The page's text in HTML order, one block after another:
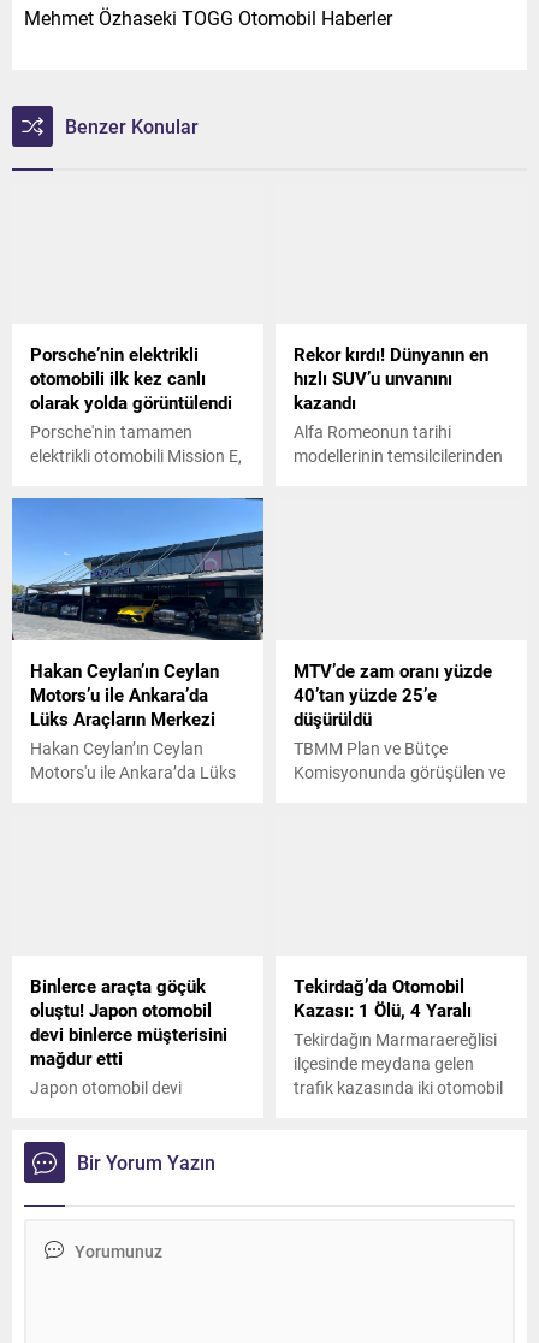
Mehmet Özhaseki TOGG Otomobil Haberler
Benzer Konular
Porsche’nin elektrikli
otomobili ilk kez canlı
olarak yolda görüntülendi
Porsche'nin tamamen
elektrikli otomobili Mission E,
yollarda görüntülendi. İşte
beklenen Porsche Mission
E'nin diğer detayları...
Rekor kırdı! Dünyanın en
hızlı SUV’u unvanını
kazandı
Alfa Romeonun tarihi
modellerinin temsilcilerinden
Hakan Ceylan’ın Ceylan
Motors’u ile Ankara’da
Lüks Araçların Merkezi
Hakan Ceylan’ın Ceylan
Motors'u ile Ankara’da Lüks
MTV’de zam oranı yüzde
40’tan yüzde 25’e
düşürüldü
TBMM Plan ve Bütçe
Komisyonunda görüşülen ve
oldu.
Binlerce araçta göçük
oluştu! Japon otomobil
devi binlerce müşterisini
mağdur etti
Japon otomobil devi
dalgalanmalardan dolayı
binlerce kişi mağdur
olduğunu, galericiler ise söz
satmadıklarını belirttiler.
Tekirdağ’da Otomobil
Kazası: 1 Ölü, 4 Yaralı
Tekirdağın Marmaraereğlisi
ilçesinde meydana gelen
trafik kazasında iki otomobil
Bir Yorum Yazın